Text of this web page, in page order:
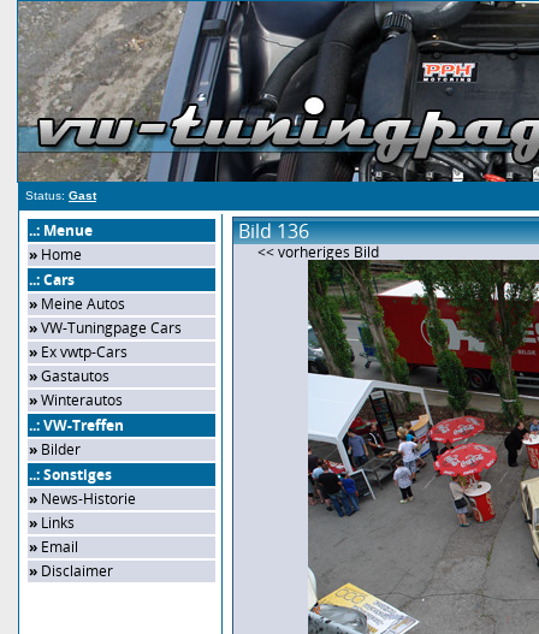
Status: Gast
..: Menue
» Home
..: Cars
» Meine Autos
»VW-Tuningpage Cars
» Ex vwtp-Cars
»Gastautos
»Winterautos
..: VW-Treffen
» Bilder
..: Sonstiges
» News-Historie
» Links
» Email
» Disclaimer
Bild 136
<< vorheriges Bild